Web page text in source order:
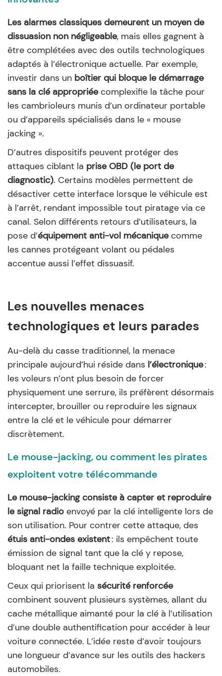
Les alarmes classiques demeurent un moyen de
dissuasion non négligeable, mais elles gagnent à
être complétées avec des outils technologiques
adaptés à l’électronique actuelle. Par exemple,
investir dans un boîtier qui bloque le démarrage
sans la clé appropriéecomplexifie la tâche pour
les cambrioleurs munis d’un ordinateur portable
ou d’appareils spécialisés dans le « mouse
jacking ».
D’autres dispositifs peuvent protéger des
attaques ciblant la prise OBD (le port de
diagnostic). Certains modèles permettent de
désactiver cette interface lorsque le véhicule est
à l’arrêt, rendant impossible tout piratage via ce
canal. Selon différents retours d’utilisateurs, la
pose d’équipement anti-vol mécaniquecomme
les cannes protégeant volant ou pédales
accentue aussi l’effet dissuasif.
Les nouvelles menaces
technologiques et leurs parades
Au-delà du casse traditionnel, la menace
principale aujourd’hui réside dans l’électronique:
les voleurs n’ont plus besoin de forcer
physiquement une serrure, ils préfèrent désormais
intercepter, brouiller ou reproduire les signaux
entre la clé et le véhicule pour démarrer
discrètement.
Le mouse-jacking, ou comment les pirates
exploitent votre télécommande
Le mouse-jacking consiste à capter et reproduire
le signal radio envoyé par la clé intelligente lors de
son utilisation. Pour contrer cette attaque, des
étuis anti-ondes existent: ils empêchent toute
émission de signal tant que la clé y repose,
bloquant net la faille technique exploitée.
Ceux qui priorisent la sécurité renforcée
combinent souvent plusieurs systèmes, allant du
cache métallique aimanté pour la clé à l’utilisation
d’une double authentification pour accéder à leur
voiture connectée. L’idée reste d’avoir toujours
une longueur d’avance sur les outils des hackers
automobiles.